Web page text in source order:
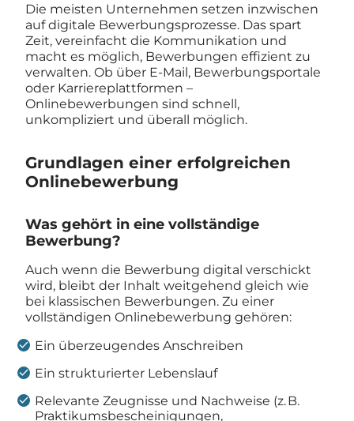
Die meisten Unternehmen setzen inzwischen
auf digitale Bewerbungsprozesse. Das spart
Zeit, vereinfacht die Kommunikation und
macht es möglich, Bewerbungen effizient zu
verwalten. Ob über E-Mail, Bewerbungsportale
oder Karriereplattformen –
Onlinebewerbungen sind schnell,
unkompliziert und überall möglich.
Grundlagen einer erfolgreichen
Onlinebewerbung
Was gehört in eine vollständige
Bewerbung?
Auch wenn die Bewerbung digital verschickt
wird, bleibt der Inhalt weitgehend gleich wie
bei klassischen Bewerbungen. Zu einer
vollständigen Onlinebewerbung gehören:
Ein überzeugendes Anschreiben
Ein strukturierter Lebenslauf
Relevante Zeugnisse und Nachweise (z. B.
Praktikumsbescheinigungen,